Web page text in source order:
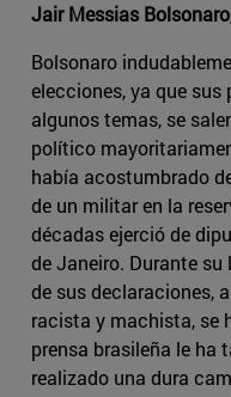
Jair Messias
Bolsonaro
elecciones, ya que
algunos temas, se
político
había acostumbrado
de un militar en la
décadas ejerció de
de Janeiro. Durante
de sus declaraciones,
racista y machista, se
prensa brasileña le ha
realizado una dura